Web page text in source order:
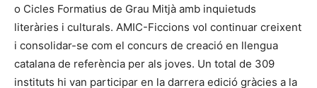
o Cicles Formatius de Grau Mitjà amb inquietuds
literàries i culturals. AMIC-Ficcions vol continuar creixent
i consolidar-se com el concurs de creació en llengua
catalana de referència per als joves. Un total de 309
instituts hi van participar en la darrera edició gràcies a la